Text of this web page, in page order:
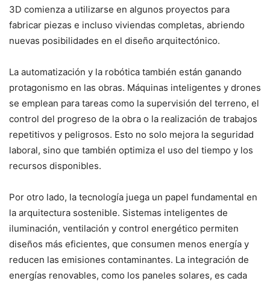
3D comienza a utilizarse en algunos proyectos para
fabricar piezas e incluso viviendas completas, abriendo
nuevas posibilidades en el diseño arquitectónico.
La automatización y la robótica también están ganando
protagonismo en las obras. Máquinas inteligentes y drones
se emplean para tareas como la supervisión del terreno, el
control del progreso de la obra o la realización de trabajos
repetitivos y peligrosos. Esto no solo mejora la seguridad
laboral, sino que también optimiza el uso del tiempo y los
recursos disponibles.
Por otro lado, la tecnología juega un papel fundamental en
la arquitectura sostenible. Sistemas inteligentes de
iluminación, ventilación y control energético permiten
diseños más eficientes, que consumen menos energía y
reducen las emisiones contaminantes. La integración de
energías renovables, como los paneles solares, es cada